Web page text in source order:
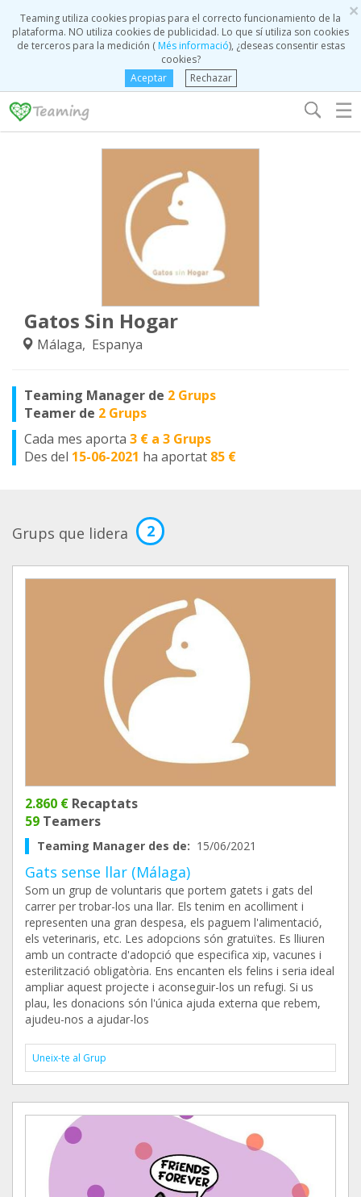
×
Teaming utiliza cookies propias para el correcto funcionamiento de la
plataforma. NO utiliza cookies de publicidad. Lo que sí utiliza son cookies
de terceros para la medición (Més informació), ¿deseas consentir estas
cookies?
Aceptar
Rechazar
☰
Gatos Sin Hogar
Málaga, Espanya
Teaming Manager de 2 Grups
Teamer de 2 Grups
Cada mes aporta 3 € a 3 Grups
Des del 15-06-2021 ha aportat 85 €
Grups que lidera 2
2.860 € Recaptats
59 Teamers
Teaming Manager des de: 15/06/2021
Gats sense llar (Málaga)
Som un grup de voluntaris que portem gatets i gats del
carrer per trobar-los una llar. Els tenim en acolliment i
representen una gran despesa, els paguem l'alimentació,
els veterinaris, etc. Les adopcions són gratuïtes. Es lliuren
amb un contracte d'adopció que especifica xip, vacunes i
esterilització obligatòria. Ens encanten els felins i seria ideal
ampliar aquest projecte i aconseguir-los un refugi. Si us
plau, les donacions són l'única ajuda externa que rebem,
ajudeu-nos a ajudar-los
Uneix-te al Grup